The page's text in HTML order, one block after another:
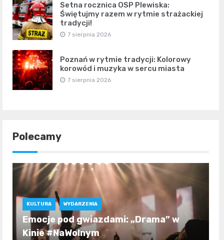
Setna rocznica OSP Plewiska:
Świętujmy razem w rytmie strażackiej
tradycji!
7 sierpnia 2026
Poznań w rytmie tradycji: Kolorowy
korowód i muzyka w sercu miasta
7 sierpnia 2026
Polecamy
KULTURA WYDARZENIA
Emocje pod gwiazdami: „Drama” w
Kinie #NaWolnym